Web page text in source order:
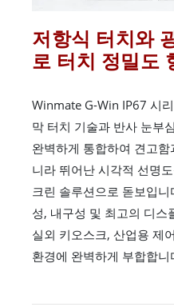
저항식 터치와
로 터치 정밀도
Winmate G-Win IP67 시
막 터치 기술과 반사 눈부
완벽하게 통합하여 견고
니라 뛰어난 시각적 선명
크린 솔루션으로 돋보입
성, 내구성 및 최고의 디스
실외 키오스크, 산업용 제
환경에 완벽하게 부합합니